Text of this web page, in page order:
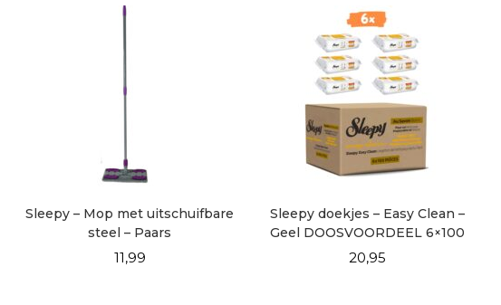
Sleepy – Mop met uitschuifbare
steel – Paars
11,99
Sleepy doekjes – Easy Clean –
Geel DOOSVOORDEEL 6×100
20,95